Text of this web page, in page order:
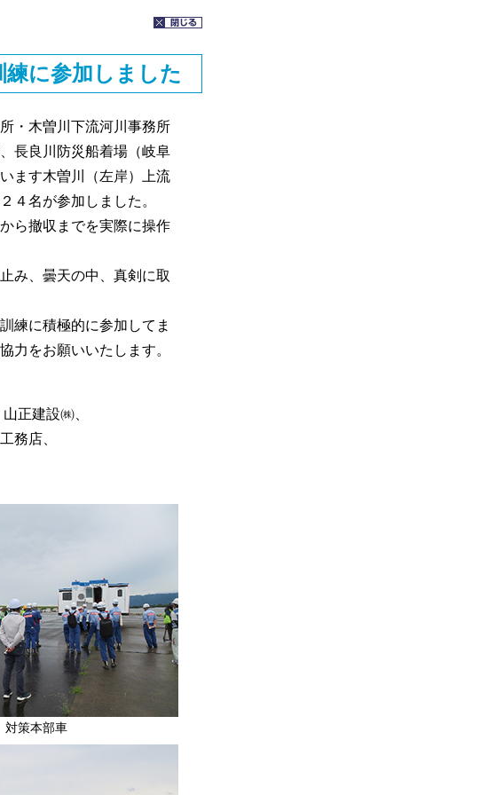
練に参加しました
・木曽川下流河川事務所
長良川防災船着場（岐阜
ます木曽川（左岸）上流
４名が参加しました。
ら撤収までを実際に操作
み、曇天の中、真剣に取
練に積極的に参加してま
力をお願いいたします。
正建設㈱、
務店、
対策本部車